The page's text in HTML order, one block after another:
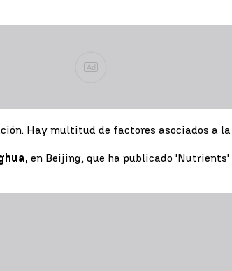
Ad
Hay multitud de factores asociados a la
en Beijing, que ha publicado